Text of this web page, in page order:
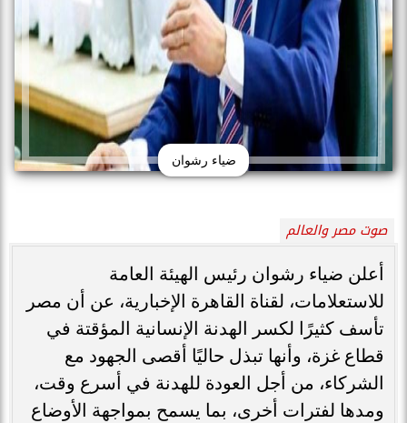
ضياء رشوان
صوت مصر والعالم
أعلن ضياء رشوان رئيس الهيئة العامة
للاستعلامات، لقناة القاهرة الإخبارية، عن أن مصر
تأسف كثيرًا لكسر الهدنة الإنسانية المؤقتة في
قطاع غزة، وأنها تبذل حاليًا أقصى الجهود مع
الشركاء، من أجل العودة للهدنة في أسرع وقت،
ومدها لفترات أخرى، بما يسمح بمواجهة الأوضاع